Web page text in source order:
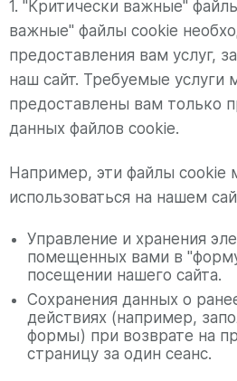
1. "Критически важные"
важные" файлы cookie
предоставления вам услуг,
наш сайт. Требуемые услуги
предоставлены вам только
данных файлов cookie.
Например, эти файлы cookie
использоваться на нашем
Управление и хранения
помещенных вами в
посещении нашего сайта.
Сохранения данных о
действиях (например,
формы) при возврате на
страницу за один сеанс.